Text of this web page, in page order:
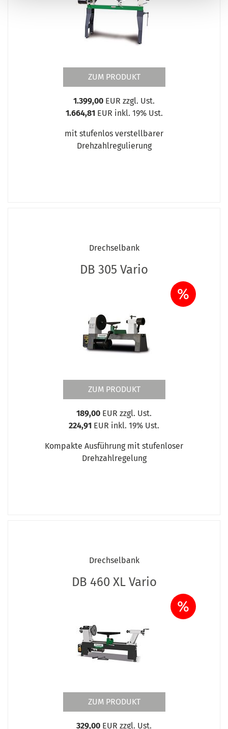
ZUM PRODUKT
1.399,00 EUR zzgl. Ust.
1.664,81 EUR inkl. 19% Ust.
mit stufenlos verstellbarer
Drehzahlregulierung
Drechselbank
DB 305 Vario
%
ZUM PRODUKT
189,00 EUR zzgl. Ust.
224,91 EUR inkl. 19% Ust.
Kompakte Ausführung mit stufenloser
Drehzahlregelung
Drechselbank
DB 460 XL Vario
%
ZUM PRODUKT
329,00 EUR zzgl. Ust.